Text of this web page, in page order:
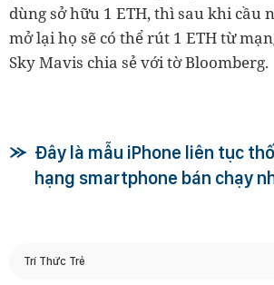
dùng sở hữu 1 ETH, thì sau khi cầu
mở lại họ sẽ có thể rút 1 ETH từ
Sky Mavis chia sẻ với tờ Bloomberg.
Đây là mẫu iPhone liên tục
hạng smartphone bán chạy
Trí Thức Trẻ